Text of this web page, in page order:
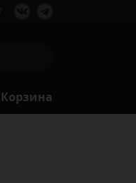
Корзина